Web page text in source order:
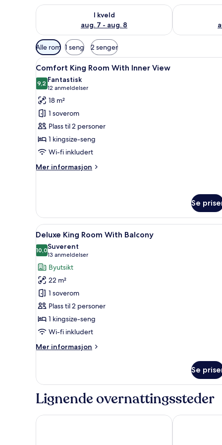
I kveld
aug. 7 - aug. 8
Sjekk tilgjengelighet for i kveld, aug. 7 - aug. 8
Sjekk
Tilgjengelige
filtre
for
rom
Alle rom 1 seng 2 senger
Åpne
alle
bildene
av
Comfort
King
Room
With
Inner
View
Comfort King Room With
7
Comfort King Room With Inner View
9,29,2 av 10
Fantastisk
12 anmeldelser
(12
anmeldelser)
18 m²
1 soverom
Plass til 2 personer
1 kingsize-seng
Wi-fi inkludert
Mer informasjon
Mer
Room
With
Inner
View
Se
Åpne
alle
bildene
av
Deluxe
King
Room
With
Balcony
Deluxe King Room With
9
Deluxe King Room With Balcony
10,010,0 av 10
Suverent
13 anmeldelser
(13
anmeldelser)
Byutsikt
22 m²
1 soverom
Plass til 2 personer
1 kingsize-seng
Wi-fi inkludert
Mer informasjon
Mer
King
With
Se
Lignende overnattingssteder
Nur Aparthotel Athens Astor Hotel